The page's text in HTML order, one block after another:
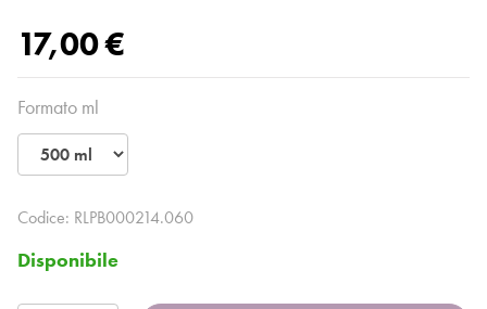
17,00 €
Formato ml
Codice: RLPB000214.060
Disponibile